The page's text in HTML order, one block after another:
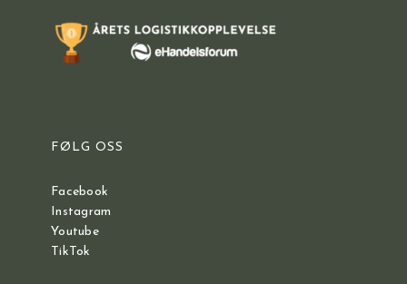
FØLG OSS
Facebook
Instagram
Youtube
TikTok